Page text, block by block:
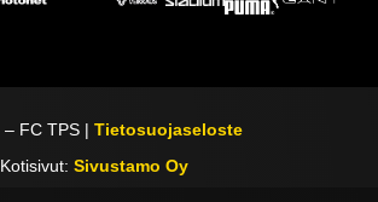
– FC TPS |Tietosuojaseloste
Kotisivut: Sivustamo Oy